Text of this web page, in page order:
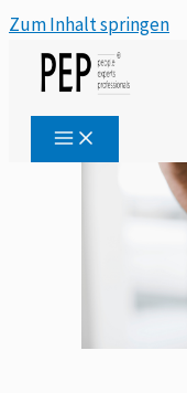
Zum Inhalt springen